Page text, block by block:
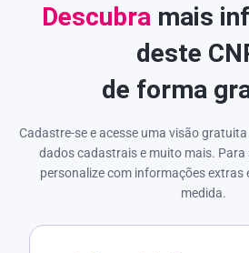
Descubra mais
deste
de forma
Cadastre-se e acesse uma visão
dados cadastrais e muito mais.
personalize com informações extras
medida.